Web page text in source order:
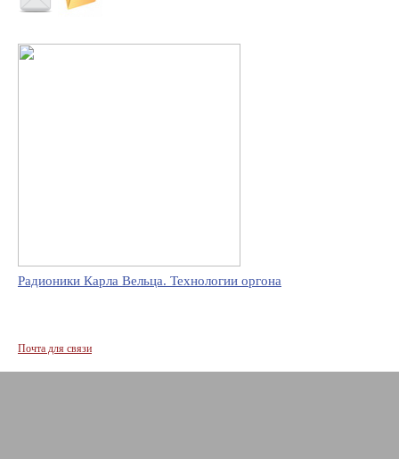
Радионики Карла Вельца. Технологии оргона
Почта для связи